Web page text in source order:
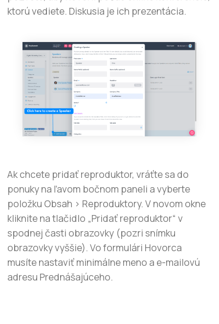
ktorú vediete. Diskusia je ich prezentácia.
Ak chcete pridať reproduktor, vráťte sa do
ponuky na ľavom bočnom paneli a vyberte
položku Obsah > Reproduktory. V novom okne
kliknite na tlačidlo „Pridať reproduktor“ v
spodnej časti obrazovky (pozri snímku
obrazovky vyššie). Vo formulári Hovorca
musíte nastaviť minimálne meno a e-mailovú
adresu Prednášajúceho.